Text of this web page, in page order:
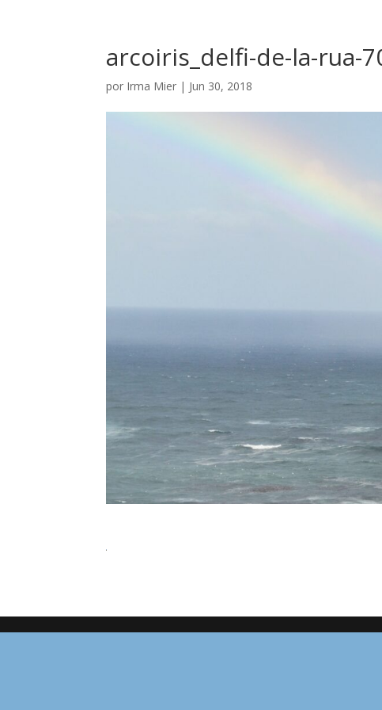
arcoiris_delfi-de-la-rua-
por Irma Mier | Jun 30, 2018